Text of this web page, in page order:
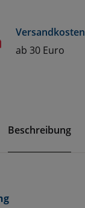
ab 30 Euro
Beschreibung